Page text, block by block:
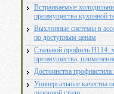
Встраиваемые
преимущества кухонной
Выхлопные системы в
по доступным ценам
Стальной профиль Н114:
преимущества,
Достоинства профнастила
Универсальные качества